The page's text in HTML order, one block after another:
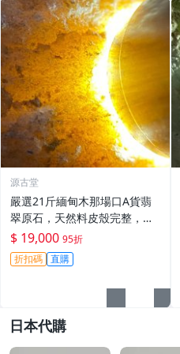
源古堂
嚴選21斤緬甸木那場口A貨翡
翠原石，天然料皮殼完整，打
燈黃霧展現水頭佳，種水化
開，未動工藝，保存完好，適
合雕刻手鐲、掛件與把件。支
$ 19,000 95折
折扣碼 直購
日本代購